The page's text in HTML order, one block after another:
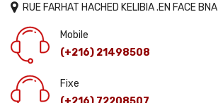
RUE FARHAT HACHED KELIBIA .EN FACE BNA
Mobile
(+216) 21498508
Fixe